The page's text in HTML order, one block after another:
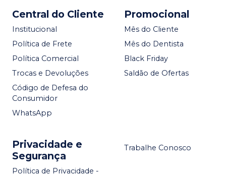
Central do Cliente
Institucional
Política de Frete
Política Comercial
Trocas e Devoluções
Código de Defesa do
Consumidor
WhatsApp
Promocional
Mês do Cliente
Mês do Dentista
Black Friday
Saldão de Ofertas
Privacidade e
Segurança
Política de Privacidade -
Trabalhe Conosco